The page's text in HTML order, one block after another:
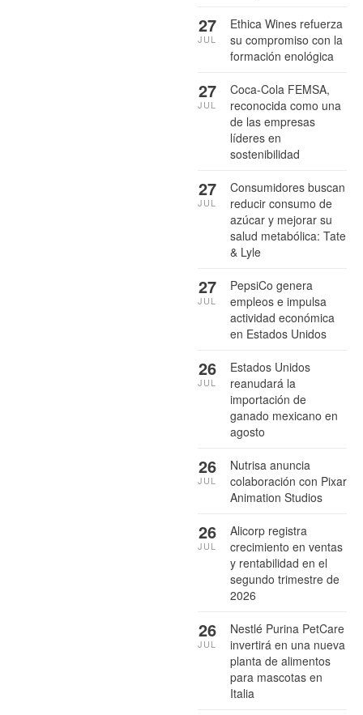
Ethica Wines refuerza
su compromiso con la
formación enológica
27
JUL
Coca-Cola FEMSA,
reconocida como una
de las empresas
líderes en
sostenibilidad
27
JUL
Consumidores buscan
reducir consumo de
azúcar y mejorar su
salud metabólica: Tate
& Lyle
27
JUL
PepsiCo genera
empleos e impulsa
actividad económica
en Estados Unidos
27
JUL
Estados Unidos
reanudará la
importación de
ganado mexicano en
agosto
26
JUL
Nutrisa anuncia
colaboración con Pixar
Animation Studios
26
JUL
Alicorp registra
crecimiento en ventas
y rentabilidad en el
segundo trimestre de
2026
26
JUL
Nestlé Purina PetCare
invertirá en una nueva
planta de alimentos
para mascotas en
Italia
26
JUL